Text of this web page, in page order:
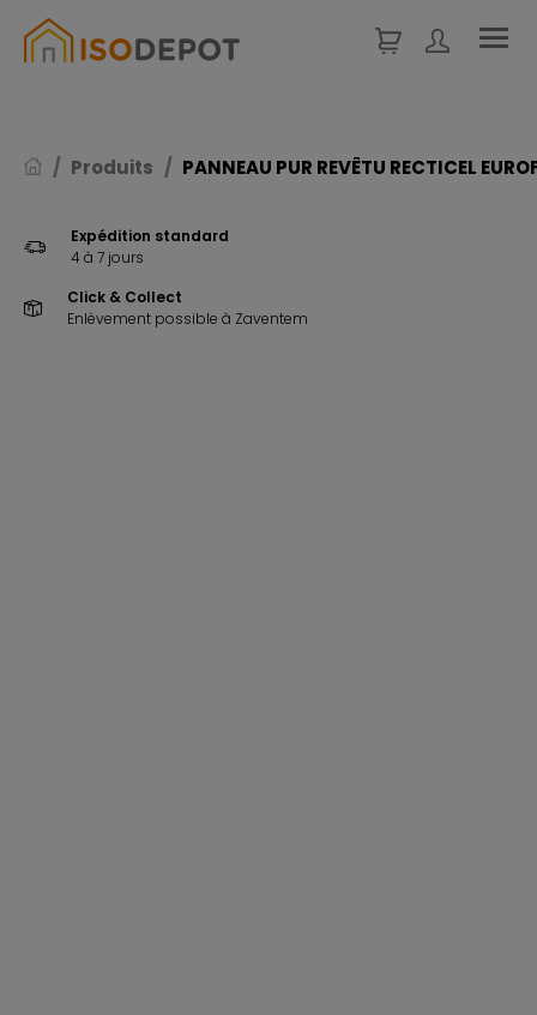
Produits PANNEAU PUR REVÊTU RECTICEL
Expédition standard
4 à 7 jours
Click & Collect
Enlèvement possible à Zaventem